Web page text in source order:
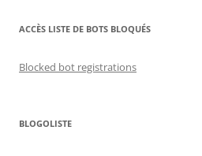
ACCÈS LISTE DE BOTS BLOQUÉS
Blocked bot registrations
BLOGOLISTE